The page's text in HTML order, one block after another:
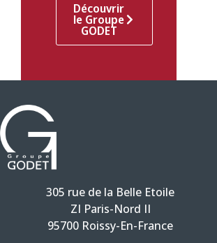
Découvrir
le Groupe
GODET
305 rue de la Belle Etoile
ZI Paris-Nord II
95700 Roissy-En-France